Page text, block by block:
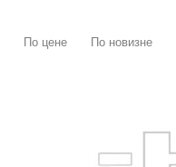
По цене По новизне